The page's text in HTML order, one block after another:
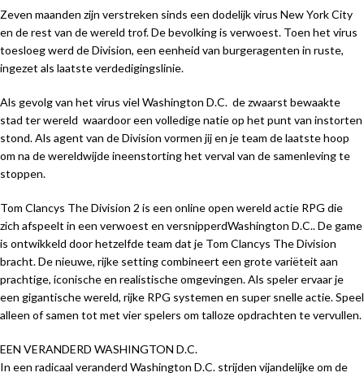
Zeven maanden zijn verstreken sinds een dodelijk virus New York City
en de rest van de wereld trof. De bevolking is verwoest. Toen het virus
toesloeg werd de Division, een eenheid van burgeragenten in ruste,
ingezet als laatste verdedigingslinie.
Als gevolg van het virus viel Washington D.C.  de zwaarst bewaakte
stad ter wereld  waardoor een volledige natie op het punt van instorten
stond. Als agent van de Division vormen jij en je team de laatste hoop
om na de wereldwijde ineenstorting het verval van de samenleving te
stoppen.
Tom Clancys The Division 2 is een online open wereld actie RPG die
zich afspeelt in een verwoest en versnipperdWashington D.C.. De game
is ontwikkeld door hetzelfde team dat je Tom Clancys The Division
bracht. De nieuwe, rijke setting combineert een grote variëteit aan
prachtige, iconische en realistische omgevingen. Als speler ervaar je
een gigantische wereld, rijke RPG systemen en super snelle actie. Speel
alleen of samen tot met vier spelers om talloze opdrachten te vervullen.
EEN VERANDERD WASHINGTON D.C.
In een radicaal veranderd Washington D.C. strijden vijandelijke om de